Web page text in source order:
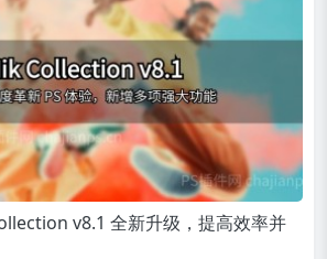
v8.1 全新升级，提高效率并